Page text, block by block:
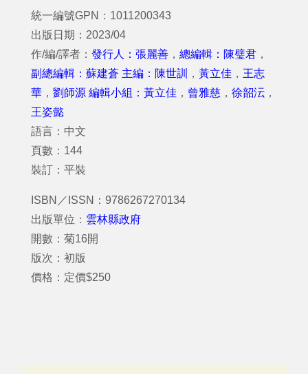
統一編號GPN：1011200343
出版日期：2023/04
作/編/譯者： 發行人：張麗善 ， 總編輯：陳璧君 ，
副總編輯：蘇建蒼 主編：陳世訓
， 黃立佳 ， 王志
華 ， 劉師源 編輯小組：黃立佳 ， 曾雅慈 ， 徐韶沄 ，
王姿懿
語言：中文
頁數：144
裝訂：平裝
ISBN／ISSN：9786267270134
出版單位： 雲林縣政府
開數：菊16開
版次：初版
價格：定價$250